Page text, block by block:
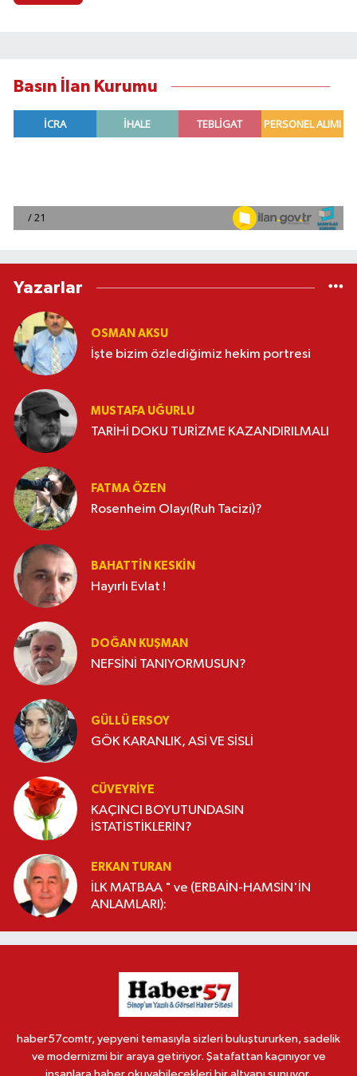
Basın İlan Kurumu
Yazarlar
OSMAN AKSU
İşte bizim özlediğimiz hekim portresi
MUSTAFA UĞURLU
TARİHİ DOKU TURİZME KAZANDIRILMALI
FATMA ÖZEN
Rosenheim Olayı(Ruh Tacizi)?
BAHATTIN KESKİN
Hayırlı Evlat !
DOĞAN KUŞMAN
NEFSİNİ TANIYORMUSUN?
GÜLLÜ ERSOY
GÖK KARANLIK, ASİ VE SİSLİ
CÜVEYRIYE
KAÇINCI BOYUTUNDASIN
İSTATİSTİKLERİN?
ERKAN TURAN
İLK MATBAA " ve (ERBAİN-HAMSİN'İN
ANLAMLARI):
haber57comtr, yepyeni temasıyla sizleri buluştururken, sadelik
ve modernizmi bir araya getiriyor. Şatafattan kaçınıyor ve